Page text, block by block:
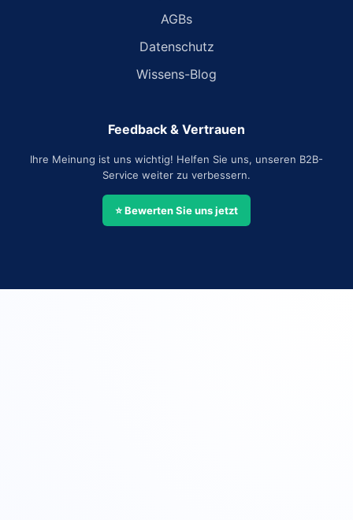
AGBs
Datenschutz
Wissens-Blog
Feedback & Vertrauen
Ihre Meinung ist uns wichtig! Helfen Sie uns, unseren B2B-
Service weiter zu verbessern.
⭐ Bewerten Sie uns jetzt